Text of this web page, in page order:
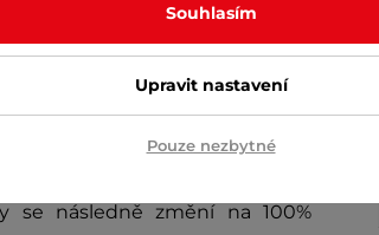
563
ze dna oceánů!Ekologicky
se následně změní na 100%
Souhlasím
Upravit nastavení
Pouze nezbytné